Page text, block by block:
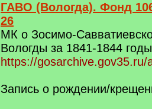
ГАВО (Вологда). Фонд
26
МК о Зосимо-
Вологды за 1841-1844 годы
https://
Запись о рождении/